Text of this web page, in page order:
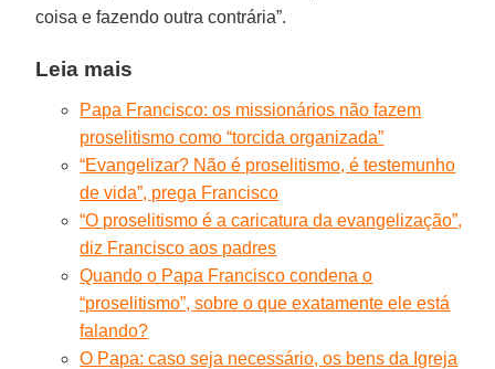
coisa e fazendo outra contrária”.
Leia mais
Papa Francisco: os missionários não fazem
proselitismo como “torcida organizada”
“Evangelizar? Não é proselitismo, é testemunho
de vida”, prega Francisco
“O proselitismo é a caricatura da evangelização”,
diz Francisco aos padres
Quando o Papa Francisco condena o
“proselitismo”, sobre o que exatamente ele está
falando?
O Papa: caso seja necessário, os bens da Igreja